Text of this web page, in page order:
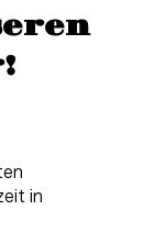
in